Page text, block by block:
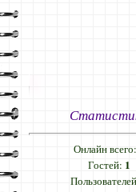
Онлайн всего:
Гостей: 1